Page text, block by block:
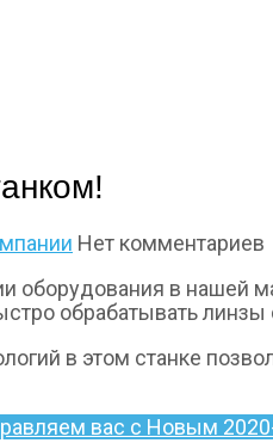
Нет комментариев
в нашей
обрабатывать
в этом станке
вас с Новым